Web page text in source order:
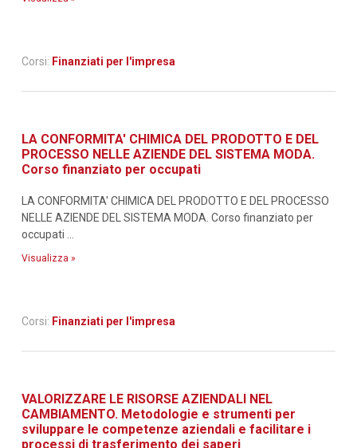
Corsi: Finanziati per l'impresa
LA CONFORMITA' CHIMICA DEL PRODOTTO E DEL
PROCESSO NELLE AZIENDE DEL SISTEMA MODA.
Corso finanziato per occupati
LA CONFORMITA' CHIMICA DEL PRODOTTO E DEL PROCESSO
NELLE AZIENDE DEL SISTEMA MODA. Corso finanziato per
occupati ...
Visualizza »
Corsi: Finanziati per l'impresa
VALORIZZARE LE RISORSE AZIENDALI NEL
CAMBIAMENTO. Metodologie e strumenti per
sviluppare le competenze aziendali e facilitare i
processi di trasferimento dei saperi